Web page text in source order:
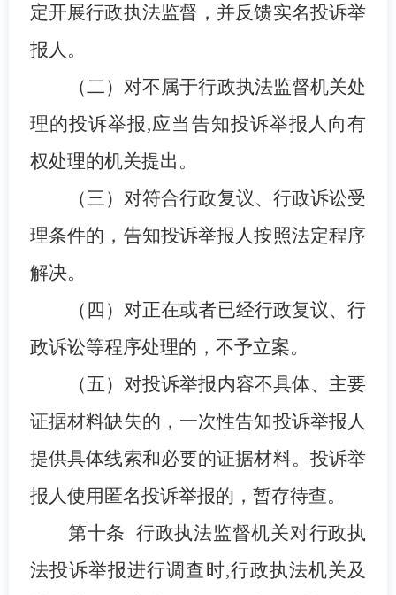
定开展行政执法监督，并反馈实名投诉举
报人。
（二）对不属于行政执法监督机关处
理的投诉举报,应当告知投诉举报 人向有
权处理的机关提出 。
（三）对符合行政复议、行政诉讼受
理条件的，告知投诉举报人按照法定程序
解决。
（四）对正在或者已经行政复议、行
政诉讼等程序处理的，不予立案。
（五）对投诉举报内容不具体、主要
证据材料缺失的，一次性告知投诉举报人
提供具体线索和必要的证据材料。投诉举
报人使用匿名投诉举报的，暂存待查。
第十条 行政执法监督机关对行政执
法投诉举报进行调查时,行政执法机关及